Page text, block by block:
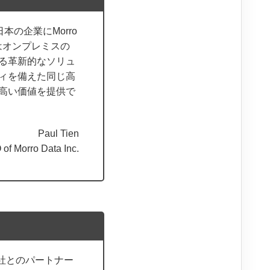
本の企業にMorro
ンプレミスの
革新的なソリュ
を備えた同じ高
い価値を提供で
Paul Tien
of Morro Data Inc.
とのパートナー